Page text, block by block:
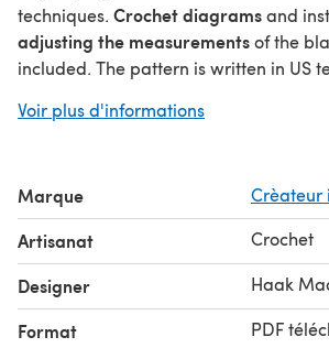
techniques. Crochet diagramsand
adjusting the measurementsof the
included. The pattern is written in US
Stitches that are used include (US):
dc
crab stitch (explained in pattern)
For a 95 x 120cm (36 x 47in) blanket
Merino Soft. The colour numbers are
pattern.
The pillow you make following this
Voir plus d'informations
Marque Crèateur
Artisanat Crochet
Designer Haak
Format PDF